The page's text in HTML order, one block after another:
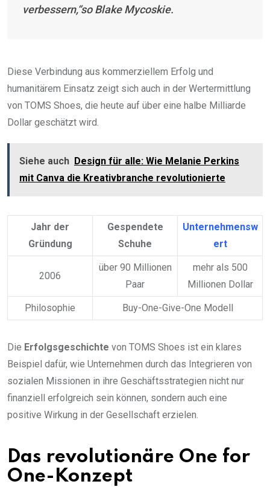
verbessern,“so Blake Mycoskie.
Diese Verbindung aus kommerziellem Erfolg und
humanitärem Einsatz zeigt sich auch in der Wertermittlung
von TOMS Shoes, die heute auf über eine halbe Milliarde
Dollar geschätzt wird.
Siehe auch Design für alle: Wie Melanie Perkins
mit Canva die Kreativbranche revolutionierte
Jahr der
Gründung
Gespendete
Schuhe
Unternehmensw
ert
2006
über 90 Millionen
Paar
mehr als 500
Millionen Dollar
Philosophie Buy-One-Give-One Modell
Die Erfolgsgeschichte von TOMS Shoes ist ein klares
Beispiel dafür, wie Unternehmen durch das Integrieren von
sozialen Missionen in ihre Geschäftsstrategien nicht nur
finanziell erfolgreich sein können, sondern auch eine
positive Wirkung in der Gesellschaft erzielen.
Das revolutionäre One for
One-Konzept